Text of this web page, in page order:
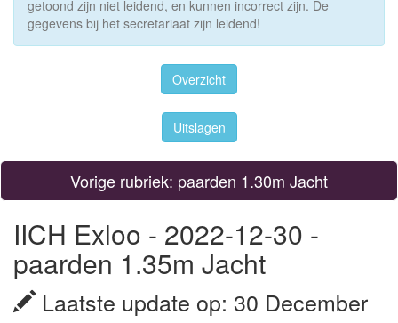
getoond zijn niet leidend, en kunnen incorrect zijn. De
gegevens bij het secretariaat zijn leidend!
Overzicht
Uitslagen
Vorige rubriek: paarden 1.30m Jacht
IICH Exloo - 2022-12-30 -
paarden 1.35m Jacht
Laatste update op: 30 December